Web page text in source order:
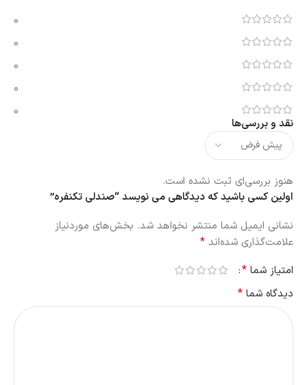
0
0
0
0
0
نقد و بررسی‌ها
هنوز بررسی‌ای ثبت نشده است.
اولین کسی باشید که دیدگاهی می نویسد “صندلی تکنفره”
نشانی ایمیل شما منتشر نخواهد شد. بخش‌های موردنیاز
علامت‌گذاری شده‌اند *
امتیاز شما *
دیدگاه شما *